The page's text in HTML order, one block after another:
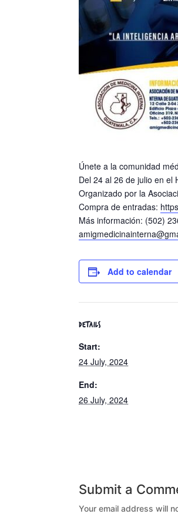
Únete a la comunidad
Del 24 al 26 de julio en el
Organizado por la
Compra de entradas:
Más información: (502)
Add to calendar
DETAILS
Start:
24 July, 2024
End:
26 July, 2024
Submit a
Your email address will